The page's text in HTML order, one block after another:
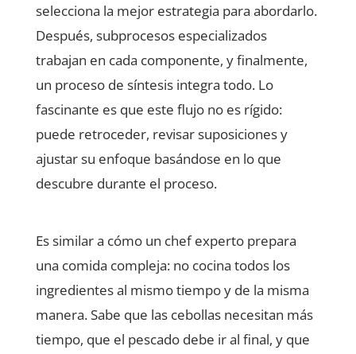
selecciona la mejor estrategia para abordarlo.
Después, subprocesos especializados
trabajan en cada componente, y finalmente,
un proceso de síntesis integra todo. Lo
fascinante es que este flujo no es rígido:
puede retroceder, revisar suposiciones y
ajustar su enfoque basándose en lo que
descubre durante el proceso.
Es similar a cómo un chef experto prepara
una comida compleja: no cocina todos los
ingredientes al mismo tiempo y de la misma
manera. Sabe que las cebollas necesitan más
tiempo, que el pescado debe ir al final, y que